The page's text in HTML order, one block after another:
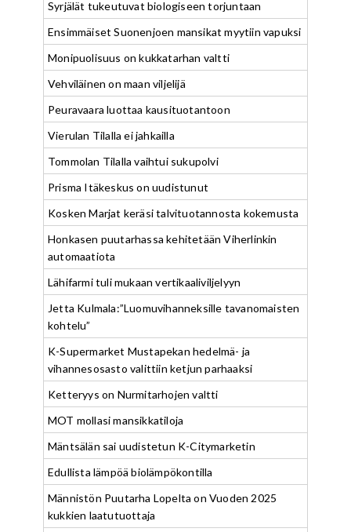
Syrjälät tukeutuvat biologiseen torjuntaan
Ensimmäiset Suonenjoen mansikat myytiin vapuksi
Monipuolisuus on kukkatarhan valtti
Vehviläinen on maan viljelijä
Peuravaara luottaa kausituotantoon
Vierulan Tilalla ei jahkailla
Tommolan Tilalla vaihtui sukupolvi
Prisma Itäkeskus on uudistunut
Kosken Marjat keräsi talvituotannosta kokemusta
Honkasen puutarhassa kehitetään Viherlinkin
automaatiota
Lähifarmi tuli mukaan vertikaaliviljelyyn
Jetta Kulmala:”Luomuvihanneksille tavanomaisten
kohtelu”
K-Supermarket Mustapekan hedelmä- ja
vihannesosasto valittiin ketjun parhaaksi
Ketteryys on Nurmitarhojen valtti
MOT mollasi mansikkatiloja
Mäntsälän sai uudistetun K-Citymarketin
Edullista lämpöä biolämpökontilla
Männistön Puutarha Lopelta on Vuoden 2025
kukkien laatutuottaja